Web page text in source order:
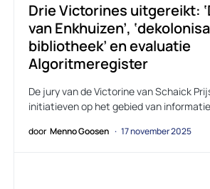
Drie Victorines uitgereikt:
van Enkhuizen’,
bibliotheek’ en evaluatie
Algoritmeregister
De jury van de Victorine van Schaick
initiatieven op het gebied van
door Menno Goosen 17 november 2025